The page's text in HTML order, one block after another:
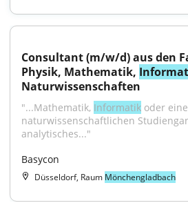
Consultant (m/w/d) aus den
Physik, Mathematik,
Naturwissenschaften
"...Mathematik, Informatik oder
naturwissenschaftlichen
analytisches..."
Basycon
Düsseldorf, Raum Mönchengladbach